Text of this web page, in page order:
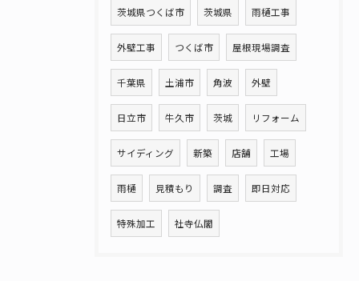
茨城県つくば市 茨城県 雨樋工事
外壁工事 つくば市 屋根現場調査
千葉県 土浦市 角波 外壁
日立市 牛久市 茨城 リフォーム
サイディング 新築 店舗 工場
雨樋 見積もり 調査 即日対応
特殊加工 社寺仏閣